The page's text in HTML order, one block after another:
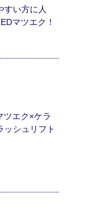
すい方に人
マツエク！
ツエク×ケラ
ッシュリフト